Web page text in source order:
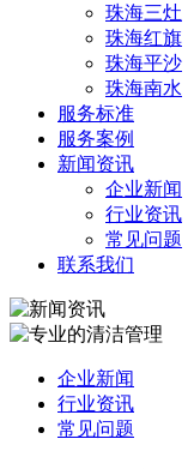
珠海三灶
珠海红旗
珠海平沙
珠海南水
服务标准
服务案例
新闻资讯
企业新闻
行业资讯
常见问题
联系我们
企业新闻
行业资讯
常见问题